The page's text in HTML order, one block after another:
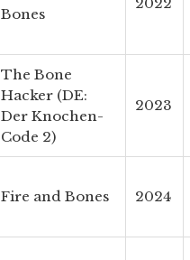
Bones
The Bone
Hacker (DE:
Der Knochen-
Code 2)
2023
Fire and Bones 2024